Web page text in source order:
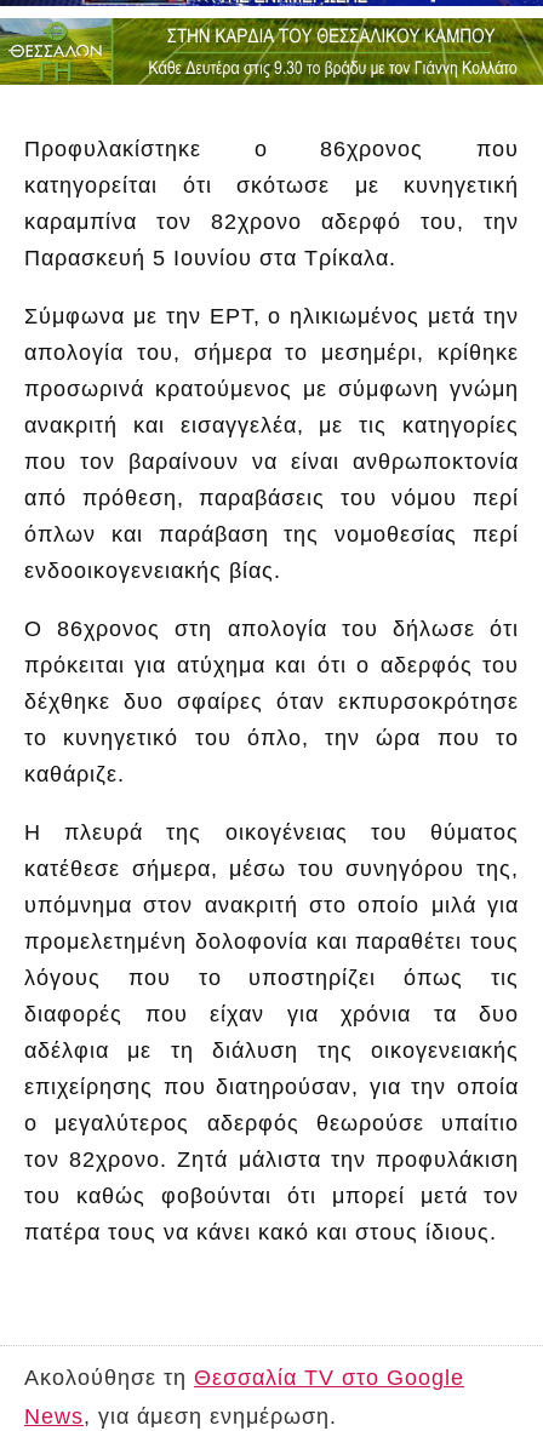
Προφυλακίστηκε ο 86χρονος που
κατηγορείται ότι σκότωσε με κυνηγετική
καραμπίνα τον 82χρονο αδερφό του, την
Παρασκευή 5 Ιουνίου στα Τρίκαλα.
Σύμφωνα με την ΕΡΤ, ο ηλικιωμένος μετά την
απολογία του, σήμερα το μεσημέρι, κρίθηκε
προσωρινά κρατούμενος με σύμφωνη γνώμη
ανακριτή και εισαγγελέα, με τις κατηγορίες
που τον βαραίνουν να είναι ανθρωποκτονία
από πρόθεση, παραβάσεις του νόμου περί
όπλων και παράβαση της νομοθεσίας περί
ενδοοικογενειακής βίας.
Ο 86χρονος στη απολογία του δήλωσε ότι
πρόκειται για ατύχημα και ότι ο αδερφός του
δέχθηκε δυο σφαίρες όταν εκπυρσοκρότησε
το κυνηγετικό του όπλο, την ώρα που το
καθάριζε.
Η πλευρά της οικογένειας του θύματος
κατέθεσε σήμερα, μέσω του συνηγόρου της,
υπόμνημα στον ανακριτή στο οποίο μιλά για
προμελετημένη δολοφονία και παραθέτει τους
λόγους που το υποστηρίζει όπως τις
διαφορές που είχαν για χρόνια τα δυο
αδέλφια με τη διάλυση της οικογενειακής
επιχείρησης που διατηρούσαν, για την οποία
ο μεγαλύτερος αδερφός θεωρούσε υπαίτιο
τον 82χρονο. Ζητά μάλιστα την προφυλάκιση
του καθώς φοβούνται ότι μπορεί μετά τον
πατέρα τους να κάνει κακό και στους ίδιους.
Ακολούθησε τη Θεσσαλία TV στο Google
News, για άμεση ενημέρωση.